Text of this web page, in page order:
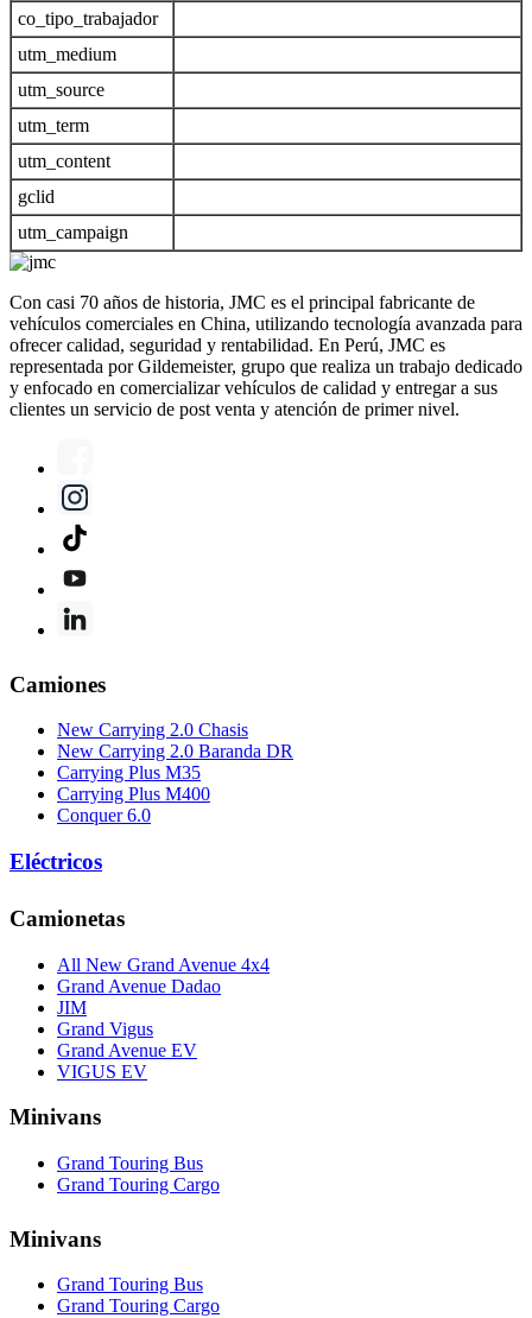
co_tipo_trabajador
utm_medium
utm_source
utm_term
utm_content
gclid
utm_campaign
Con casi 70 años de historia, JMC es el principal fabricante de
vehículos comerciales en China, utilizando tecnología avanzada para
ofrecer calidad, seguridad y rentabilidad. En Perú, JMC es
representada por Gildemeister, grupo que realiza un trabajo dedicado
y enfocado en comercializar vehículos de calidad y entregar a sus
clientes un servicio de post venta y atención de primer nivel.
Camiones
New Carrying 2.0 Chasis
New Carrying 2.0 Baranda DR
Carrying Plus M35
Carrying Plus M400
Conquer 6.0
Eléctricos
Camionetas
All New Grand Avenue 4x4
Grand Avenue Dadao
JIM
Grand Vigus
Grand Avenue EV
VIGUS EV
Minivans
Grand Touring Bus
Grand Touring Cargo
Minivans
Grand Touring Bus
Grand Touring Cargo